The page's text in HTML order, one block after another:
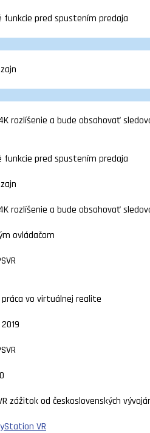
funkcie pred spustením predaja
rozlíšenie a bude obsahovať
funkcie pred spustením predaja
rozlíšenie a bude obsahovať
ovládačom
vo virtuálnej realite
zážitok od československých
VR